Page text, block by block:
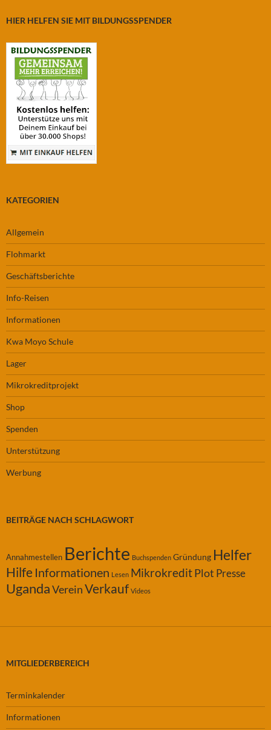
HIER HELFEN SIE MIT BILDUNGSSPENDER
KATEGORIEN
Allgemein
Flohmarkt
Geschäftsberichte
Info-Reisen
Informationen
Kwa Moyo Schule
Lager
Mikrokreditprojekt
Shop
Spenden
Unterstützung
Werbung
BEITRÄGE NACH SCHLAGWORT
Annahmestellen Berichte Buchspenden Gründung Helfer
Hilfe Informationen Lesen MikrokreditPlot Presse
UgandaVereinVerkauf Videos
MITGLIEDERBEREICH
Terminkalender
Informationen